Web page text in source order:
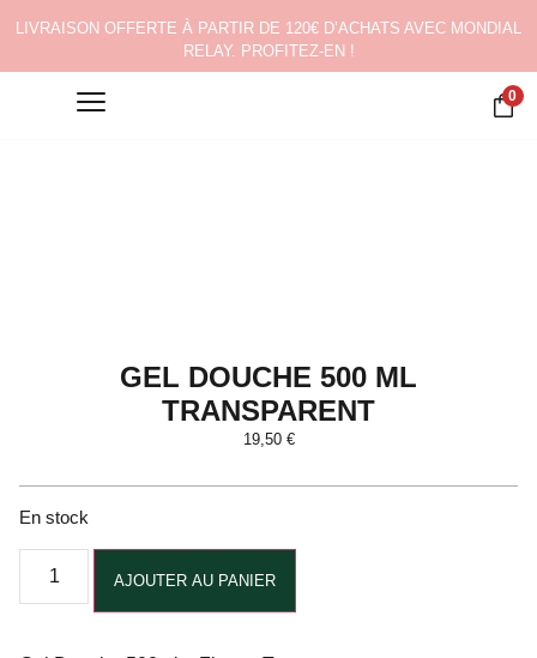
LIVRAISON OFFERTE À PARTIR DE 120€ D’ACHATS AVEC MONDIAL
RELAY. PROFITEZ-EN !
0
GEL DOUCHE 500 ML
TRANSPARENT
19,50 €
En stock
AJOUTER AU PANIER